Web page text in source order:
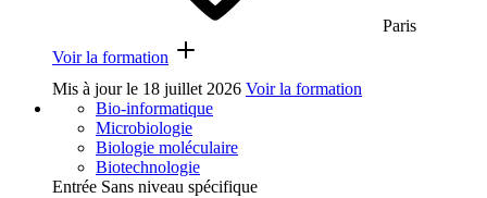
Paris
Voir la formation
Mis à jour le 18 juillet 2026 Voir la formation
Bio-informatique
Microbiologie
Biologie moléculaire
Biotechnologie
Entrée Sans niveau spécifique